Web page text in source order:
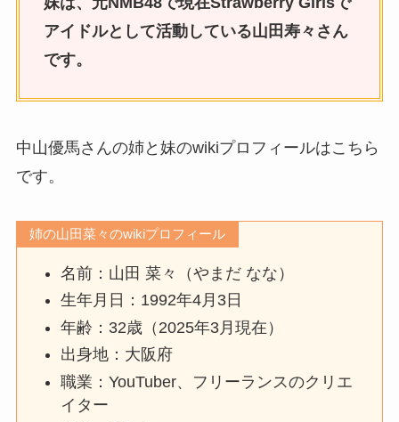
アイドルとして活動している山田寿々さん
です。
中山優馬さんの姉と妹のwikiプロフィールはこちら
です。
姉の山田菜々のwikiプロフィール
名前：山田 菜々（やまだ なな）
生年月日：1992年4月3日
年齢：32歳（2025年3月現在）
出身地：大阪府
職業：YouTuber、フリーランスのクリエ
イター